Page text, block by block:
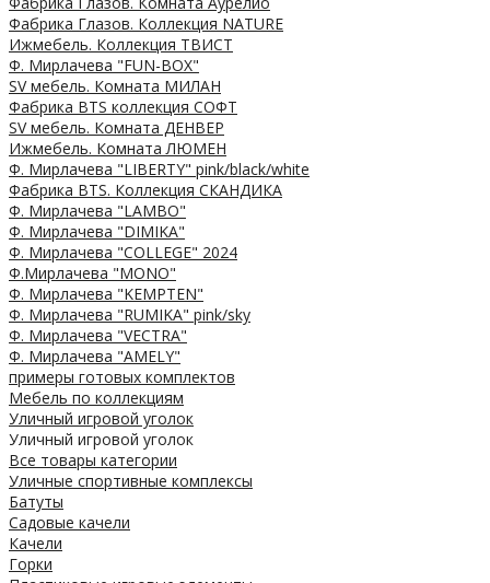
Фабрика Глазов. Коллекция NATURE
Ижмебель. Коллекция ТВИСТ
Ф. Мирлачева "FUN-BOX"
SV мебель. Комната МИЛАН
Фабрика BTS коллекция СОФТ
SV мебель. Комната ДЕНВЕР
Ижмебель. Комната ЛЮМЕН
Ф. Мирлачева "LIBERTY" pink/black/white
Фабрика BTS. Коллекция СКАНДИКА
Ф. Мирлачева "LAMBO"
Ф. Мирлачева "DIMIKA"
Ф. Мирлачева "COLLEGE" 2024
Ф.Мирлачева "MONO"
Ф. Мирлачева "KEMPTEN"
Ф. Мирлачева "RUMIKA" pink/sky
Ф. Мирлачева "VECTRA"
Ф. Мирлачева "AMELY"
примеры готовых комплектов
Мебель по коллекциям
Уличный игровой уголок
Уличный игровой уголок
Все товары категории
Уличные спортивные комплексы
Батуты
Садовые качели
Качели
Горки